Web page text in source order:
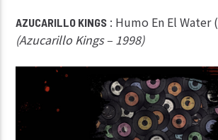
AZUCARILLO KINGS : Humo En El Water (
(Azucarillo Kings – 1998)